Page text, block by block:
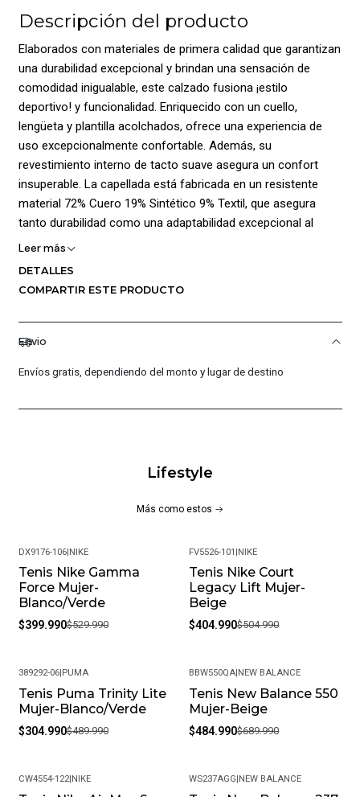
Descripción del producto
Elaborados con materiales de primera calidad que garantizan
una durabilidad excepcional y brindan una sensación de
comodidad inigualable, este calzado fusiona ¡estilo
deportivo! y funcionalidad. Enriquecido con un cuello,
lengüeta y plantilla acolchados, ofrece una experiencia de
uso excepcionalmente confortable. Además, su
revestimiento interno de tacto suave asegura un confort
insuperable. La capellada está fabricada en un resistente
material 72% Cuero 19% Sintético 9% Textil, que asegura
tanto durabilidad como una adaptabilidad excepcional al
contorno del pie. Incorpora ¡cierre en cordones!para ajuste
diseño grabado de tracción que asegura un sólido agarre en
diversas superficies, brindando una sujeción confiable en
Sintético 9% Textil, Suela: 100% Caucho, Forro: 100%
Leer más
DETALLES
COMPARTIR ESTE PRODUCTO
Envio
Envíos gratis, dependiendo del monto y lugar de destino
Lifestyle
Más como estos
-25%
DX9176-106|NIKE
Tenis Nike Gamma
Force Mujer-
Blanco/Verde
$399.990$529.990
-20%
FV5526-101 |NIKE
Tenis Nike Court
Legacy Lift Mujer-
Beige
$404.990$504.990
-38%
389292-06| PUMA
Tenis Puma Trinity Lite
Mujer-Blanco/Verde
$304.990$489.990
-30%
BBW550QA NEW BALANCE
Tenis New Balance 550
Mujer-Beige
$484.990$689.990
CW4554-122| NIKE WS237AGG NEW BALANCE